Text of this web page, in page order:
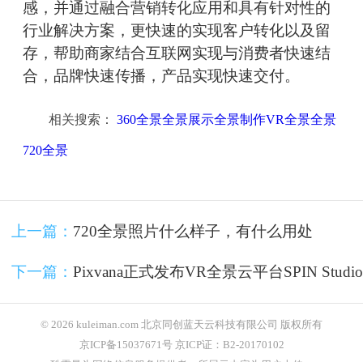
感，并通过融合营销转化应用和具有针对性的
行业解决方案，更快速的实现客户转化以及留
存，帮助商家结合互联网实现与消费者快速结
合，品牌快速传播，产品实现快速交付。
相关搜索： 360全景全景展示全景制作VR全景全景
720全景
上一篇： 720全景照片什么样子，有什么用处
下一篇： Pixvana正式发布VR全景云平台SPIN Studio
© 2026 kuleiman.com 北京同创蓝天云科技有限公司 版权所有
京ICP备15037671号 京ICP证：B2-20170102